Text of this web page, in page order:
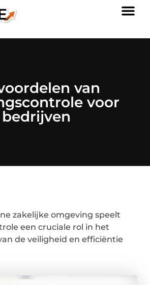
van
voor
bedrijven
zakelijke omgeving speelt
een cruciale rol in het
de veiligheid en efficiëntie